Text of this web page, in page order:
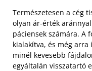
Természetesen a cég
olyan ár-érték
páciensek számára. A
kialakítva, és még
minél kevesebb
egyáltalán visszatartó